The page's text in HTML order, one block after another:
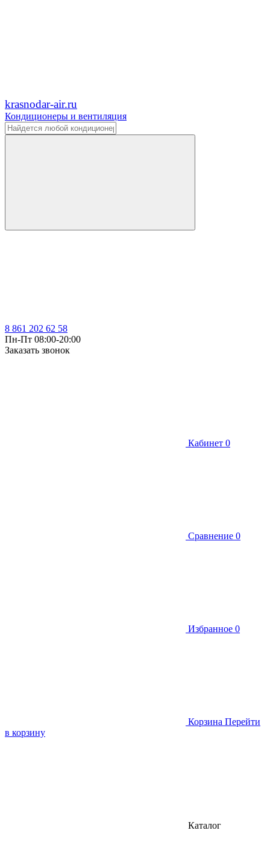
krasnodar-air.ru
Кондиционеры и вентиляция
8 861 202 62 58
Пн-Пт 08:00-20:00
Заказать звонок
Кабинет 0
Сравнение 0
Избранное 0
Корзина Перейти
в корзину
Каталог